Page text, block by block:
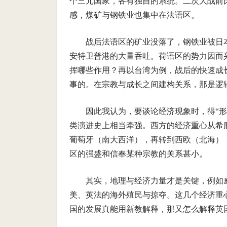
感，煤矿与钢铁业也集中在法语区。
战后法语区的矿业没落了，钢铁业被
安特卫普港的大量吞吐。荷语区的势力因
挥哪些作用？再以台湾为例，战后的快速
事的。在宗教与成长之间建构关系，那是逻
因此我认为，要谈论经济现象时，得“
类演进史上相当牵强。西方的经济重心从
葡萄牙（南大西洋），再转到西欧（北海
区的强盛和信奉某种宗教的关系甚小。
其实，地理与经济力量才是关键，例
美、英法的海外殖民与掠夺。这几个经济
国的发展真能用新教解释，那又怎么解释